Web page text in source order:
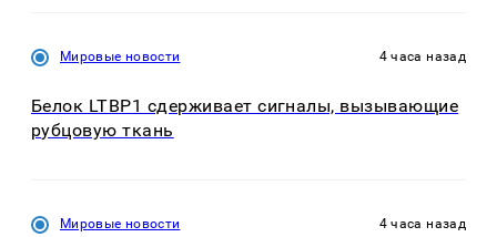
Мировые новости 4 часа назад
Белок LTBP1 сдерживает сигналы, вызывающие
рубцовую ткань
Мировые новости 4 часа назад